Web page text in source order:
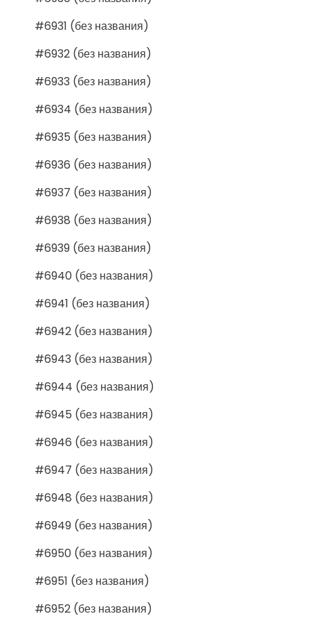
#6931 (без названия)
#6932 (без названия)
#6933 (без названия)
#6934 (без названия)
#6935 (без названия)
#6936 (без названия)
#6937 (без названия)
#6938 (без названия)
#6939 (без названия)
#6940 (без названия)
#6941 (без названия)
#6942 (без названия)
#6943 (без названия)
#6944 (без названия)
#6945 (без названия)
#6946 (без названия)
#6947 (без названия)
#6948 (без названия)
#6949 (без названия)
#6950 (без названия)
#6951 (без названия)
#6952 (без названия)